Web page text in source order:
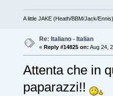
A little JAKE (Heath/BBM/Jack/
Re: Italiano - Italian
« Reply #14825 on: Aug 24,
Attenta che in
paparazzi!!